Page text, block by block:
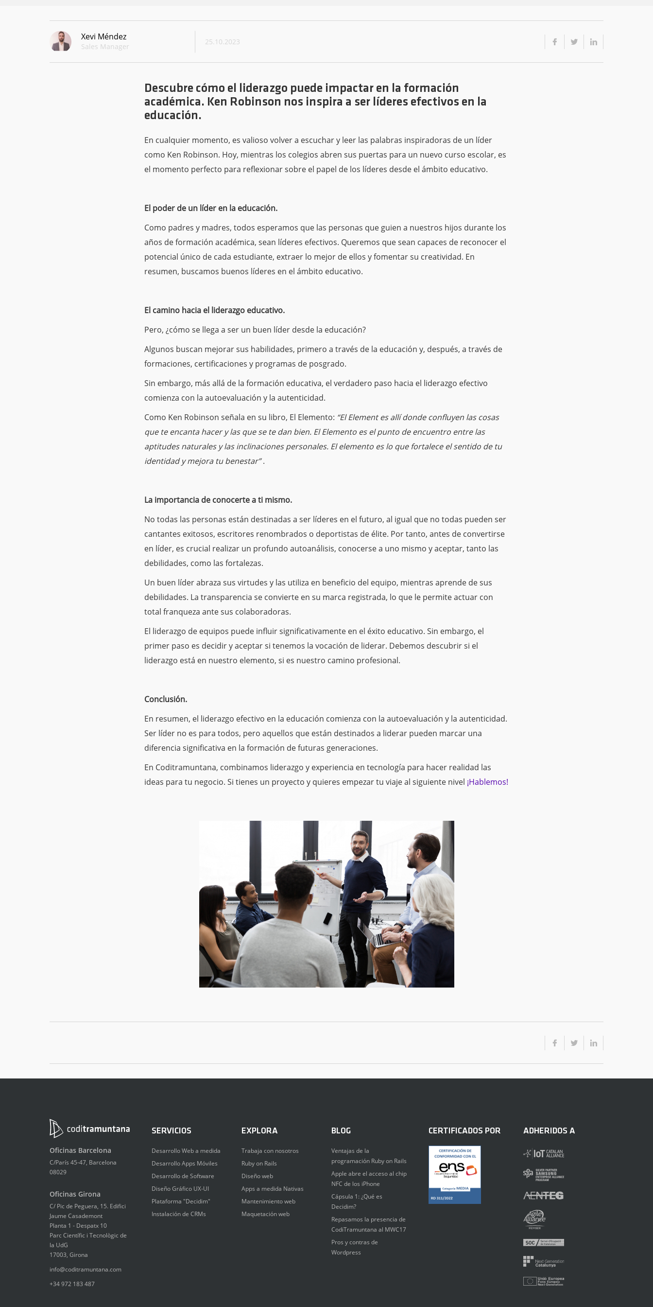
Xevi Méndez
Sales Manager 25.10.2023
Descubre cómo el liderazgo puede impactar en la formación
académica. Ken Robinson nos inspira a ser líderes efectivos en la
educación.
En cualquier momento, es valioso volver a escuchar y leer las palabras inspiradoras de un líder
como Ken Robinson. Hoy, mientras los colegios abren sus puertas para un nuevo curso escolar, es
el momento perfecto para reflexionar sobre el papel de los líderes desde el ámbito educativo.
El poder de un líder en la educación.
Como padres y madres, todos esperamos que las personas que guien a nuestros hijos durante los
años de formación académica, sean líderes efectivos. Queremos que sean capaces de reconocer el
potencial único de cada estudiante, extraer lo mejor de ellos y fomentar su creatividad. En
resumen, buscamos buenos líderes en el ámbito educativo.
El camino hacia el liderazgo educativo.
Pero, ¿cómo se llega a ser un buen líder desde la educación?
Algunos buscan mejorar sus habilidades, primero a través de la educación y, después, a través de
formaciones, certificaciones y programas de posgrado.
Sin embargo, más allá de la formación educativa, el verdadero paso hacia el liderazgo efectivo
comienza con la autoevaluación y la autenticidad.
Como Ken Robinson señala en su libro, El Elemento: “El Element es allí donde confluyen las cosas
que te encanta hacer y las que se te dan bien. El Elemento es el punto de encuentro entre las
aptitudes naturales y las inclinaciones personales. El elemento es lo que fortalece el sentido de tu
identidad y mejora tu benestar”.
La importancia de conocerte a ti mismo.
No todas las personas están destinadas a ser líderes en el futuro, al igual que no todas pueden ser
cantantes exitosos, escritores renombrados o deportistas de élite. Por tanto, antes de convertirse
en líder, es crucial realizar un profundo autoanálisis, conocerse a uno mismo y aceptar, tanto las
debilidades, como las fortalezas.
Un buen líder abraza sus virtudes y las utiliza en beneficio del equipo, mientras aprende de sus
debilidades. La transparencia se convierte en su marca registrada, lo que le permite actuar con
total franqueza ante sus colaboradoras.
El liderazgo de equipos puede influir significativamente en el éxito educativo. Sin embargo, el
primer paso es decidir y aceptar si tenemos la vocación de liderar. Debemos descubrir si el
liderazgo está en nuestro elemento, si es nuestro camino profesional.
Conclusión.
En resumen, el liderazgo efectivo en la educación comienza con la autoevaluación y la autenticidad.
Ser líder no es para todos, pero aquellos que están destinados a liderar pueden marcar una
diferencia significativa en la formación de futuras generaciones.
En Coditramuntana, combinamos liderazgo y experiencia en tecnología para hacer realidad las
ideas para tu negocio. Si tienes un proyecto y quieres empezar tu viaje al siguiente nivel ¡Hablemos!
Oficinas Barcelona
C/París 45-47, Barcelona
08029
Oficinas Girona
C/ Pic de Peguera, 15. Edifici
Jaume Casademont
Planta 1 - Despatx 10
Parc Científic i Tecnològic de
la UdG
17003, Girona
info@coditramuntana.com
+34 972 183 487
SERVICIOS
Desarrollo Web a medida
Desarrollo Apps Móviles
Desarrollo de Software
Diseño Gráfico UX-UI
Plataforma "Decidim"
Instalación de CRMs
EXPLORA
Trabaja con nosotros
Ruby on Rails
Diseño web
Apps a medida Nativas
Mantenimiento web
Maquetación web
BLOG
Ventajas de la
programación Ruby on Rails
Apple abre el acceso al chip
NFC de los iPhone
Cápsula 1: ¿Qué es
Decidim?
Repasamos la presencia de
CodiTramuntana al MWC17
Pros y contras de
Wordpress
CERTIFICADOS POR ADHERIDOS A